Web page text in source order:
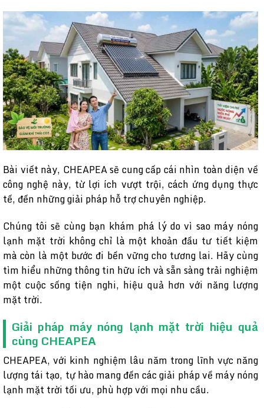
Bài viết này, CHEAPEA sẽ cung cấp cái nhìn toàn diện về
công nghệ này, từ lợi ích vượt trội, cách ứng dụng thực
tế, đến những giải pháp hỗ trợ chuyên nghiệp.
Chúng tôi sẽ cùng bạn khám phá lý do vì sao máy nóng
lạnh mặt trời không chỉ là một khoản đầu tư tiết kiệm
mà còn là một bước đi bền vững cho tương lai. Hãy cùng
tìm hiểu những thông tin hữu ích và sẵn sàng trải nghiệm
một cuộc sống tiện nghi, hiệu quả hơn với năng lượng
mặt trời.
Giải pháp máy nóng lạnh mặt trời hiệu quả
cùng CHEAPEA
CHEAPEA, với kinh nghiệm lâu năm trong lĩnh vực năng
lượng tái tạo, tự hào mang đến các giải pháp về máy nóng
lạnh mặt trời tối ưu, phù hợp với mọi nhu cầu.